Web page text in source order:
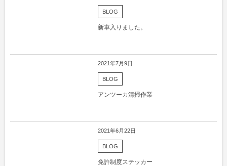
BLOG
新車入りました。
2021年7月9日
BLOG
アンツーカ清掃作業
2021年6月22日
BLOG
免許制度ステッカー